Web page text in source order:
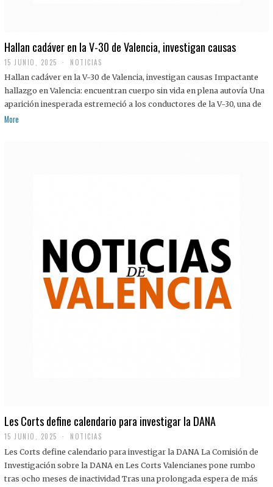
Hallan cadáver en la V-30 de Valencia, investigan causas
15 JUNIO, 2025 NOTICIAS
Hallan cadáver en la V-30 de Valencia, investigan causas Impactante
hallazgo en Valencia: encuentran cuerpo sin vida en plena autovía Una
aparición inesperada estremeció a los conductores de la V-30, una de
More
Les Corts define calendario para investigar la DANA
15 JUNIO, 2025 NOTICIAS
Les Corts define calendario para investigar la DANA La Comisión de
Investigación sobre la DANA en Les Corts Valencianes pone rumbo
tras ocho meses de inactividad Tras una prolongada espera de más